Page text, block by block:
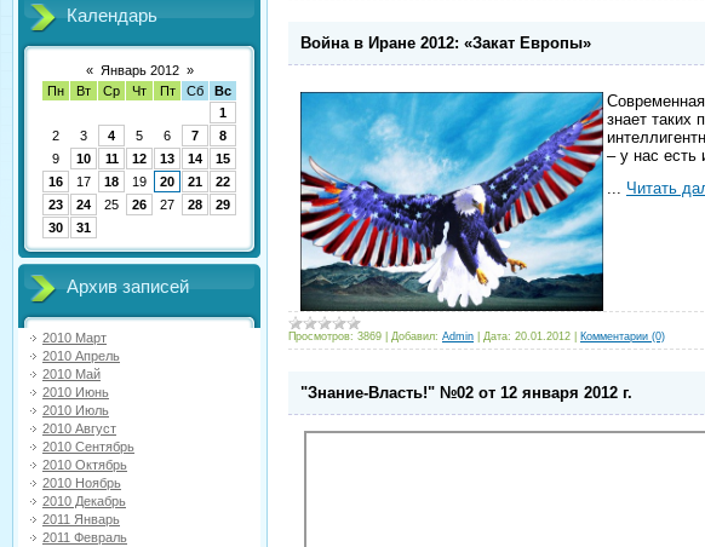
Календарь
« Январь 2012 »
Пн
Вт Ср Чт Пт Сб
Вс
1
2
3 4 5 6 7
8
9
10 11 12 13 14
15
16
17 18 19 20 21
22
23
24 25 26 27 28
29
30
31
Архив записей
2010 Март
2010 Апрель
2010 Май
2010 Июнь
2010 Июль
2010 Август
2010 Сентябрь
2010 Октябрь
2010 Ноябрь
2010 Декабрь
2011 Январь
2011 Февраль
Война в Иране 2012: «Закат Европы»
знает таких
– у нас есть
Читать
Просмотров: 3869 Добавил: Admin Дата: 20.01.2012 Комментарии (0)
"Знание-Власть!" №02 от 12 января 2012 г.